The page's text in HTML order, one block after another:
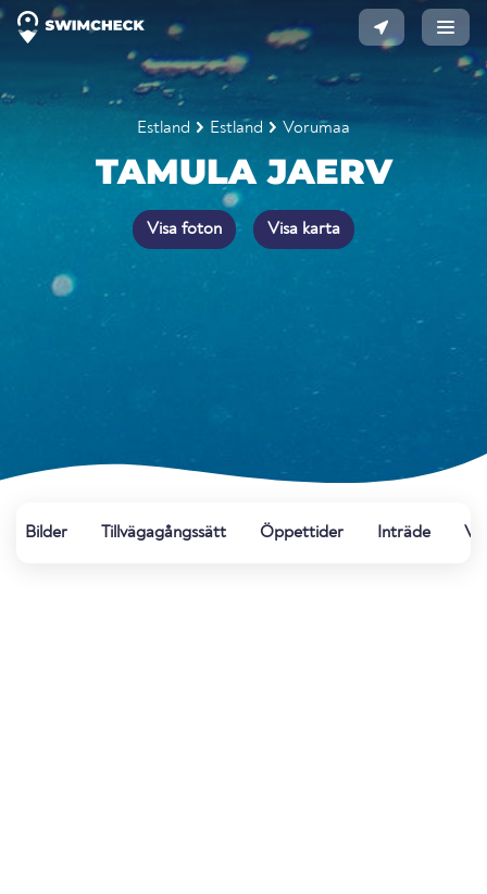
Estland Estland Vorumaa
TAMULA JAERV
Visa foton Visa karta
Bilder Tillvägagångssätt Öppettider Inträde